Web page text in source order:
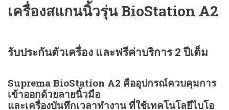
เครื่องสแกนนิ้วรุ่น BioStation A2
รับประกันตัวเครื่อง และฟรีค่าบริการ 2 ปีเต็ม
Suprema BioStation A2 คืออุปกรณ์ควบคุมการ
เข้าออกด้วยลายนิ้วมือ
และเครื่องบันทึกเวลาทำงาน ที่ใช้เทคโนโลยีไบโอ